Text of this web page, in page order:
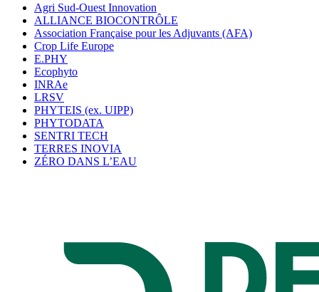
Agri Sud-Ouest Innovation
ALLIANCE BIOCONTRÔLE
Association Française pour les Adjuvants (AFA)
Crop Life Europe
E.PHY
Ecophyto
INRAe
LRSV
PHYTEIS (ex. UIPP)
PHYTODATA
SENTRI TECH
TERRES INOVIA
ZÉRO DANS L’EAU